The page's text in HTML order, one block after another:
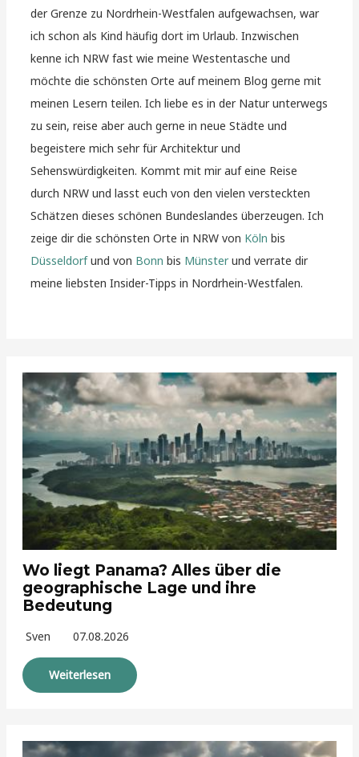
der Grenze zu Nordrhein-Westfalen aufgewachsen, war
ich schon als Kind häufig dort im Urlaub. Inzwischen
kenne ich NRW fast wie meine Westentasche und
möchte die schönsten Orte auf meinem Blog gerne mit
meinen Lesern teilen. Ich liebe es in der Natur unterwegs
zu sein, reise aber auch gerne in neue Städte und
begeistere mich sehr für Architektur und
Sehenswürdigkeiten. Kommt mit mir auf eine Reise
durch NRW und lasst euch von den vielen versteckten
Schätzen dieses schönen Bundeslandes überzeugen. Ich
zeige dir die schönsten Orte in NRW von Köln bis
Düsseldorfund von Bonn bis Münsterund verrate dir
meine liebsten Insider-Tipps in Nordrhein-Westfalen.
Wo liegt Panama? Alles über die
geographische Lage und ihre
Bedeutung
Sven 07.08.2026
Weiterlesen